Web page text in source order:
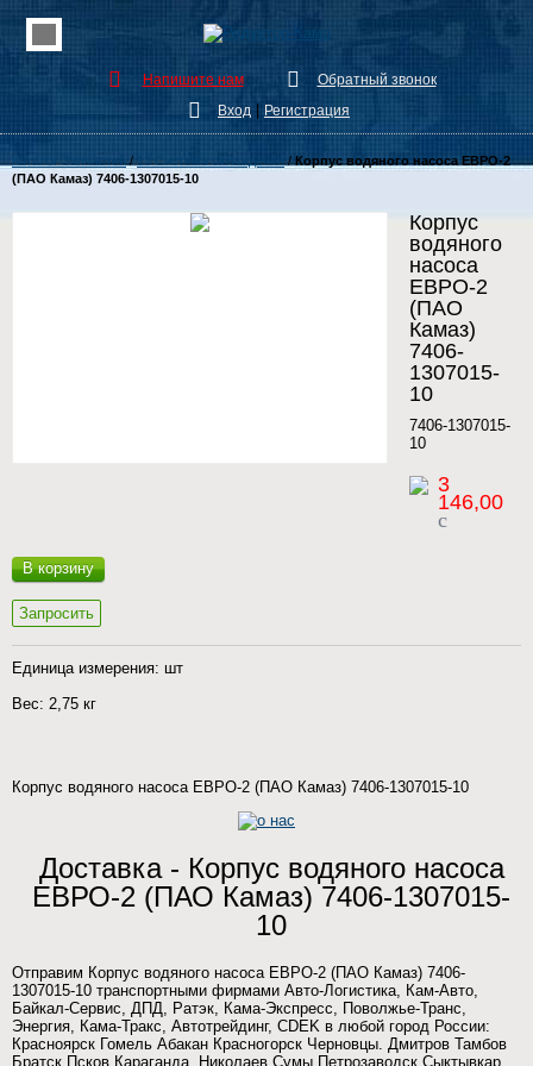
Напишите нам
Обратный звонок
Вход
Регистрация
Каталог Запчастей/13 Система охлаждения/Корпус водяного насоса ЕВРО-2
(ПАО Камаз) 7406-1307015-10
Корпус
водяного
насоса
ЕВРО-2
(ПАО
Камаз)
7406-
1307015-
10
7406-1307015-
10
3
146,00
c
В корзину
Запросить
Единица измерения: шт
Вес: 2,75 кг
Корпус водяного насоса ЕВРО-2 (ПАО Камаз) 7406-1307015-10
Доставка - Корпус водяного насоса
ЕВРО-2 (ПАО Камаз) 7406-1307015-
10
Отправим Корпус водяного насоса ЕВРО-2 (ПАО Камаз) 7406-
1307015-10 транспортными фирмами Авто-Логистика, Кам-Авто,
Байкал-Сервис, ДПД, Ратэк, Кама-Экспресс, Поволжье-Транс,
Энергия, Кама-Тракс, Автотрейдинг, CDEK в любой город России:
Красноярск Гомель Абакан Красногорск Черновцы. Дмитров Тамбов
Братск Псков Караганда. Николаев Сумы Петрозаводск Сыктывкар